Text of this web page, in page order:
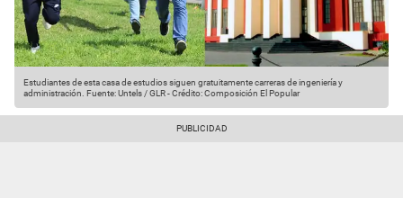
Estudiantes de esta casa de estudios siguen gratuitamente carreras de ingeniería y
administración. Fuente: Untels / GLR-Crédito: Composición El Popular